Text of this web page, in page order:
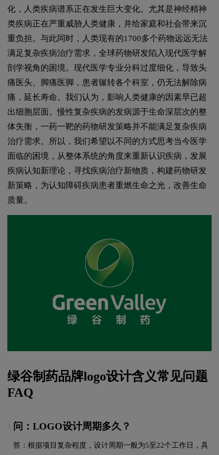
化，人类疾病谱系正在发生巨大变化。尤其是神经精神
类疾病正在严重威胁人类健康，并给家庭和社会带来沉
重负担。与此同时，人类现有的1700多个药物远远无法
满足复杂疾病治疗需求，全球药物研发陷入现代医学解
剖学视角的困境。现代医学专业分科过度细化，导致头
痛医头、脚痛医脚，患者辗转各个科室，仍无法解除病
痛，延长寿命。我们认为，影响人类健康的因素早已超
出细胞层面。慢性复杂疾病的发病源于生命深层次的整
体失衡，一药一靶的药物研发策略并不能满足复杂疾病
治疗需求。所以，我们希望以不同的方式思考当今医学
面临的困境，从整体系统的角度来重新认识疾病，发展
疾病认知新理论，寻找疾病治疗新物质，构建药物研发
新策略，为认知障碍疾病患者重燃生命之光，改善生命
质量。
绿谷制药品牌logo设计含义常见问题
FAQ
问：LOGO设计周期多久？
答：根据项目复杂程度，设计周期一般为5至22个工作日，具